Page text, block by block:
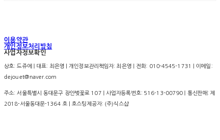
이용약관
개인정보처리방침
사업자정보확인
상호: 드쥬에 | 대표: 최은영 | 개인정보관리책임자: 최은영 | 전화: 010-4545-1731 | 이메일:
dejouet@naver.com
주소: 서울특별시 동대문구 장안벚꽃로 107 | 사업자등록번호: 516-13-00790 | 통신판매:제
2018-서울동대문-1364 호| 호스팅제공자: (주)식스샵